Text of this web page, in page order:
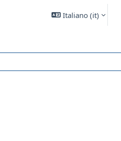
Italiano ‎(it)‎